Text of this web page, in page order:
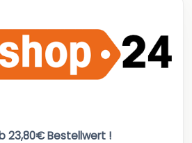
23,80€ Bestellwert !